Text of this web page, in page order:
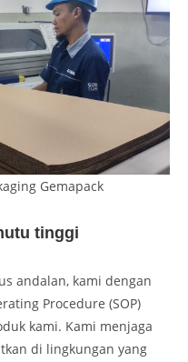
Gemapack
tinggi
andalan, kami dengan
Procedure (SOP)
kami. Kami menjaga
di lingkungan yang